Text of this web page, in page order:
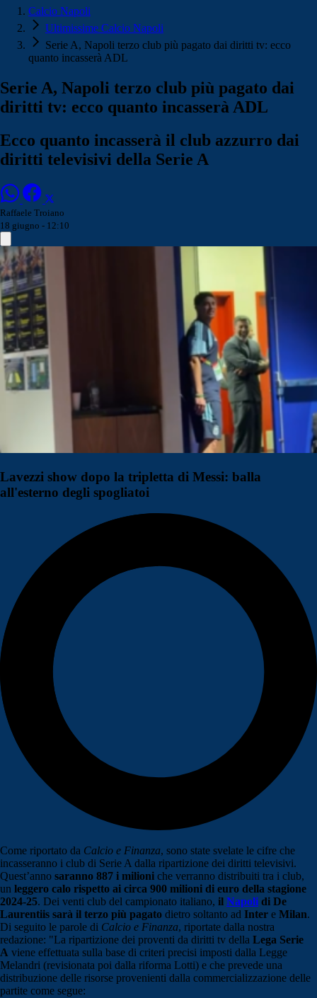
Calcio Napoli
Ultimissime Calcio Napoli
Serie A, Napoli terzo club più pagato dai diritti tv: ecco
quanto incasserà ADL
Serie A, Napoli terzo club più pagato dai
diritti tv: ecco quanto incasserà ADL
Ecco quanto incasserà il club azzurro dai
diritti televisivi della Serie A
Raffaele Troiano
18 giugno - 12:10
Lavezzi show dopo la tripletta di Messi: balla
all'esterno degli spogliatoi
Come riportato da Calcio e Finanza, sono state svelate le cifre che
incasseranno i club di Serie A dalla ripartizione dei diritti televisivi.
Quest’anno saranno 887 i milioni che verranno distribuiti tra i club,
un leggero calo rispetto ai circa 900 milioni di euro della stagione
2024-25. Dei venti club del campionato italiano, il Napoli di De
Laurentiis sarà il terzo più pagato dietro soltanto ad Inter e Milan.
Di seguito le parole di Calcio e Finanza, riportate dalla nostra
redazione: "La ripartizione dei proventi da diritti tv della Lega Serie
A viene effettuata sulla base di criteri precisi imposti dalla Legge
Melandri (revisionata poi dalla riforma Lotti) e che prevede una
distribuzione delle risorse provenienti dalla commercializzazione delle
partite come segue: